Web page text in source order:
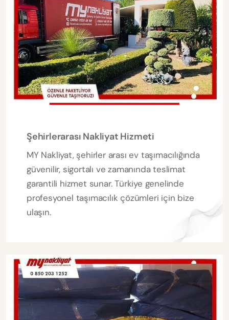
Şehirlerarası Nakliyat Hizmeti
MY Nakliyat, şehirler arası ev taşımacılığında
güvenilir, sigortalı ve zamanında teslimat
garantili hizmet sunar. Türkiye genelinde
profesyonel taşımacılık çözümleri için bize
ulaşın.